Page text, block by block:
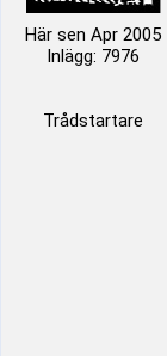
Här sen Apr 2005
Inlägg: 7976
Trådstartare